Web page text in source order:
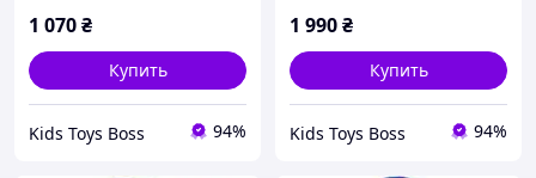
1 070₴
Купить
Kids Toys Boss 94%
1 990₴
Купить
Kids Toys Boss 94%